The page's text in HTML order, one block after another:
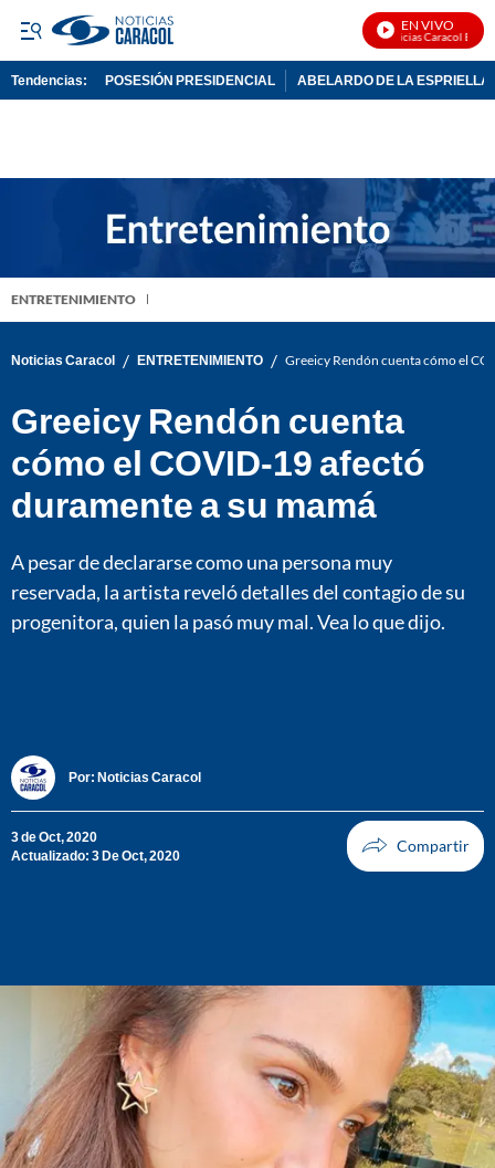
EN VIVO
Noticias Caracol En Vivo
Tendencias: POSESIÓN PRESIDENCIAL ABELARDO DE LA ESPRIELLA
ENTRETENIMIENTO
Noticias Caracol / ENTRETENIMIENTO / Greeicy Rendón cuenta cómo el
Greeicy Rendón cuenta
cómo el COVID-19 afectó
duramente a su mamá
A pesar de declararse como una persona muy
reservada, la artista reveló detalles del contagio de su
progenitora, quien la pasó muy mal. Vea lo que dijo.
Por: Noticias Caracol
3 de Oct, 2020
Actualizado: 3 De Oct, 2020